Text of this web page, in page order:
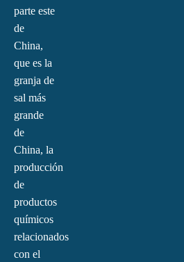
parte este
de
China,
que es la
granja de
sal más
grande
de
China, la
producción
de
productos
químicos
relacionados
con el